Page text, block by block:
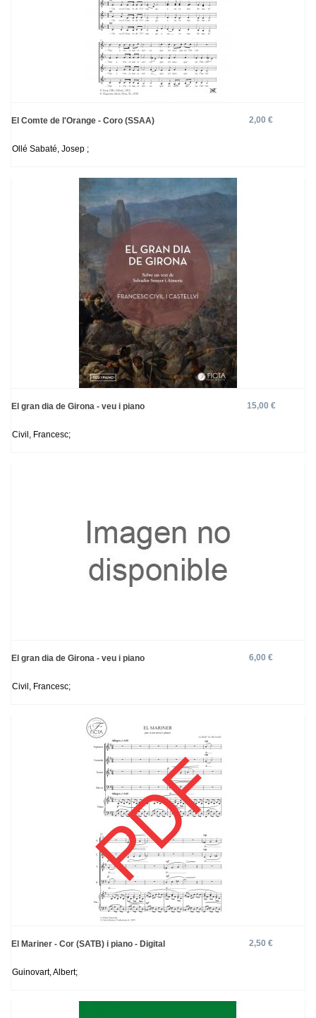
El Comte de l'Orange - Coro (SSAA) 2,00 €
Ollé Sabaté, Josep ;
El gran dia de Girona - veu i piano 15,00 €
Civil, Francesc;
El gran dia de Girona - veu i piano 6,00 €
Civil, Francesc;
El Mariner - Cor (SATB) i piano - Digital 2,50 €
Guinovart, Albert;